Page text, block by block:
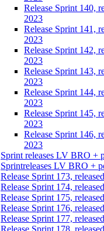
Release Sprint 140,
2023
Release Sprint 141,
2023
Release Sprint 142,
2023
Release Sprint 143,
2023
Release Sprint 144,
2023
Release Sprint 145,
2023
Release Sprint 146,
2023
Sprint releases LV BRO +
Sprintreleases LV BRO +
Release Sprint 173,
Release Sprint 174,
Release Sprint 175,
Release Sprint 176,
Release Sprint 177,
Release Sprint 178,